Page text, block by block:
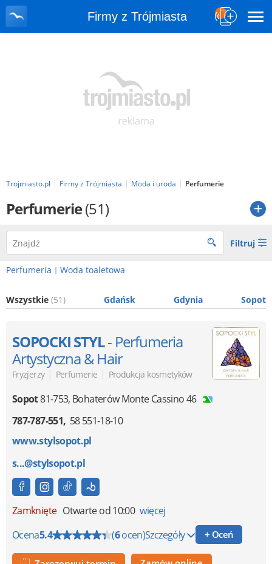
Firmy z Trójmiasta
Trojmiasto.pl Firmy z Trójmiasta Moda i uroda Perfumerie
Perfumerie(51)
Filtruj
Perfumeria | Woda toaletowa
Wszystkie (51) Gdańsk Gdynia Sopot
SOPOCKI STYL- Perfumeria
Artystyczna & Hair
Fryzjerzy | Perfumerie | Produkcja kosmetyków
Sopot81-753, Bohaterów Monte Cassino 46
787-787-551 58 551-18-10
www.stylsopot.pl
s...@stylsopot.pl
Zamknięte Otwarte od 10:00 więcej
Ocena5.4 (6ocen)Szczegóły + Oceń